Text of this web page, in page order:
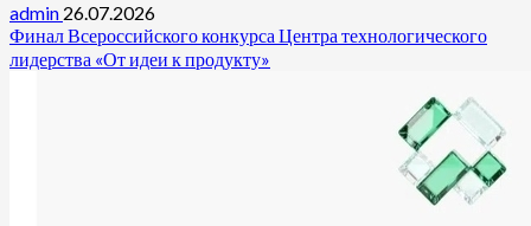
admin 26.07.2026
Финал Всероссийского конкурса Центра технологического
лидерства «От идеи к продукту»